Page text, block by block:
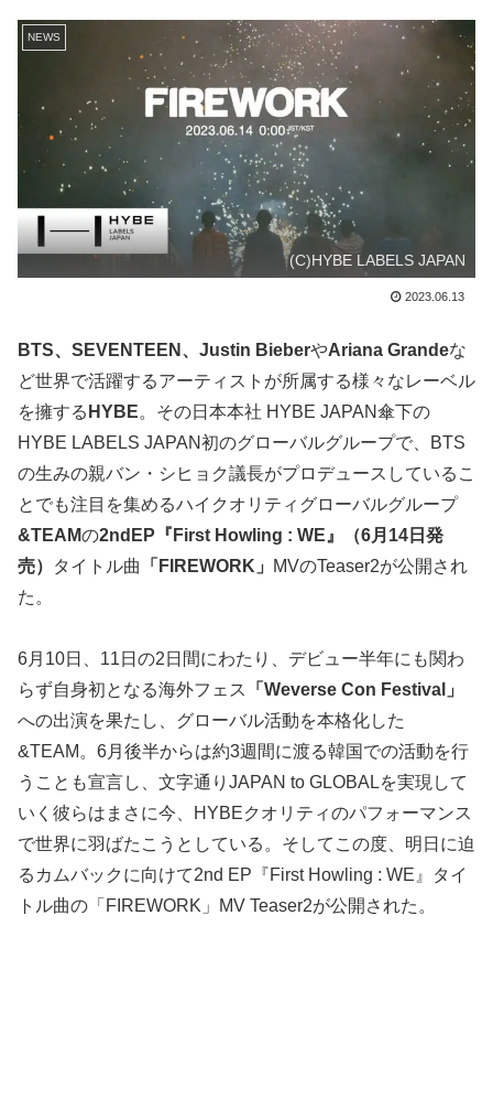
NEWS
(C)HYBE LABELS JAPAN
2023.06.13
BTS、SEVENTEEN、Justin BieberやAriana Grandeな
ど世界で活躍するアーティストが所属する様々なレーベル
を擁する HYBE。その日本本社 HYBE JAPAN傘下の
HYBE LABELS JAPAN初のグローバルグループで、BTS
の生みの親バン・シヒョク議長がプロデュースしているこ
とでも注目を集めるハイクオリティグローバルグループ
&TEAMの2ndEP『First Howling : WE』（6月14日発
売）
タイトル曲 「FIREWORK」
MVのTeaser2が公開され
た。
6月10日、11日の2日間にわたり、デビュー半年にも関わ
らず自身初となる海外フェス
「Weverse Con Festival」
への出演を果たし、グローバル活動を本格化した
&TEAM。6月後半からは約3週間に渡る韓国での活動を行
うことも宣言し、文字通りJAPAN to GLOBALを実現して
いく彼らはまさに今、HYBEクオリティのパフォーマンス
で世界に羽ばたこうとしている。そしてこの度、明日に迫
るカムバックに向けて2nd EP『First Howling : WE』タイ
トル曲の「FIREWORK」MV Teaser2が公開された。